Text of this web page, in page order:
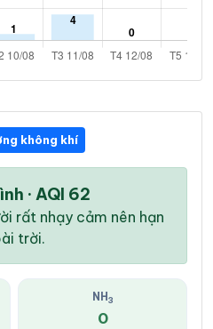
không khí
· AQI 62
rất nhạy cảm nên hạn
trời.
NH 3
0